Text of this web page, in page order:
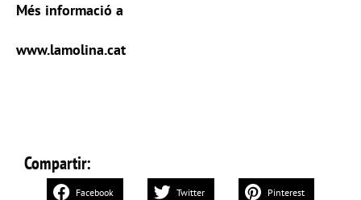
Més informació a
www.lamolina.cat
Compartir:
Facebook Twitter Pinterest